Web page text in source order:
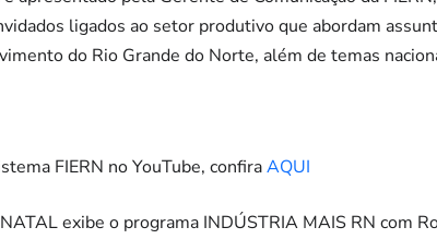
ligados ao setor produtivo que abordam
do Rio Grande do Norte, além de temas
FIERN no YouTube, confiraAQUI
exibe o programa INDÚSTRIA MAIS RN com